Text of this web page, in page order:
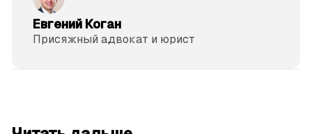
Евгений Коган
Присяжный адвокат и юрист